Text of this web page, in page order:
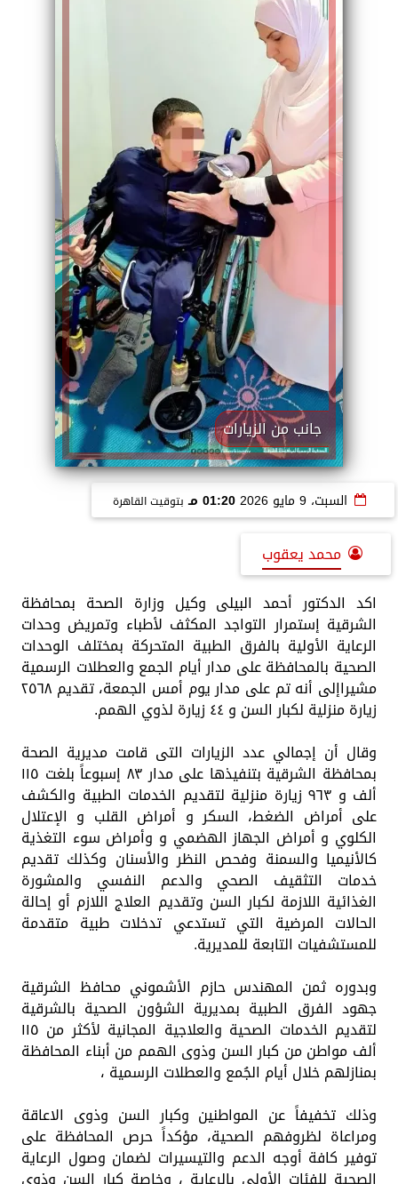
جانب من الزيارات
السبت، 9 مايو 2026 01:20 مـ بتوقيت القاهرة
محمد يعقوب
اكد الدكتور أحمد البيلى وكيل وزارة الصحة بمحافظة
الشرقية إستمرار التواجد المكثف لأطباء وتمريض وحدات
الرعاية الأولية بالفرق الطبية المتحركة بمختلف الوحدات
الصحية بالمحافظة على مدار أيام الجمع والعطلات الرسمية
مشيراإلى أنه تم على مدار يوم أمس الجمعة، تقديم ٢٥٦٨
زيارة منزلية لكبار السن و ٤٤ زيارة لذوي الهمم.
وقال أن إجمالي عدد الزيارات التى قامت مديرية الصحة
بمحافظة الشرقية بتنفيذها على مدار ٨٣ إسبوعاً بلغت ١١٥
ألف و ٩٦٣ زيارة منزلية لتقديم الخدمات الطبية والكشف
على أمراض الضغط، السكر و أمراض القلب و الإعتلال
الكلوي و أمراض الجهاز الهضمي و وأمراض سوء التغذية
كالأنيميا والسمنة وفحص النظر والأسنان وكذلك تقديم
خدمات التثقيف الصحي والدعم النفسي والمشورة
الغذائية اللازمة لكبار السن وتقديم العلاج اللازم أو إحالة
الحالات المرضية التي تستدعي تدخلات طبية متقدمة
للمستشفيات التابعة للمديرية.
وبدوره ثمن المهندس حازم الأشموني محافظ الشرقية
جهود الفرق الطبية بمديرية الشؤون الصحية بالشرقية
لتقديم الخدمات الصحية والعلاجية المجانية لأكثر من ١١٥
ألف مواطن من كبار السن وذوى الهمم من أبناء المحافظة
بمنازلهم خلال أيام الجُمع والعطلات الرسمية ،
وذلك تخفيفاً عن المواطنين وكبار السن وذوى الاعاقة
ومراعاة لظروفهم الصحية، مؤكداً حرص المحافظة على
توفير كافة أوجه الدعم والتيسيرات لضمان وصول الرعاية